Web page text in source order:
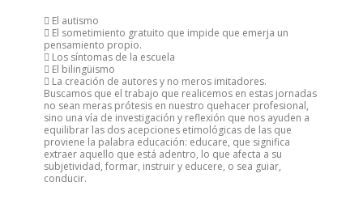
 El autismo
 El sometimiento gratuito que impide que emerja un
pensamiento propio.
 Los síntomas de la escuela
 El bilingüismo
 La creación de autores y no meros imitadores.
Buscamos que el trabajo que realicemos en estas jornadas
no sean meras prótesis en nuestro quehacer profesional,
sino una vía de investigación y reflexión que nos ayuden a
equilibrar las dos acepciones etimológicas de las que
proviene la palabra educación: educare, que significa
extraer aquello que está adentro, lo que afecta a su
subjetividad, formar, instruir y educere, o sea guiar,
conducir.